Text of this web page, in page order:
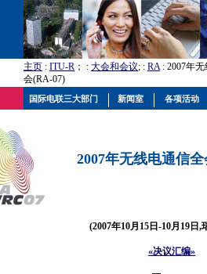
主页 : ITU-R ； : 大会和会议; : RA: 2007年
会(RA-07)
2007年无线电通信
(2007年10月15日-10月19日,
«决议汇编»
国际电联三大部门 新闻室 各项活动